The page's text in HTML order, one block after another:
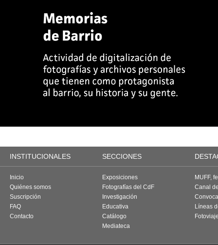
INSTITUCIONALES SECCIONES
Inicio
Quiénes somos
Suscripción
FAQ
Contacto
Exposiciones
Fotografías del CdF
Investigación
Educativa
Catálogo
Mediateca
MUFF,
Canal
Líneas